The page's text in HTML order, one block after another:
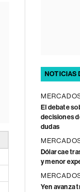
NOTICIAS
El debate
decisiones
dudas
Dólar cae
y menor
Yen avanza